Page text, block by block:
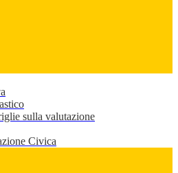
sulla valutazione
Civica